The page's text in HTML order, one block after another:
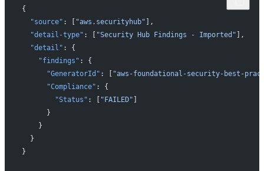
{
  "source"
: [ "aws.securityhub" ],
  "detail-type"
: [ "Security Hub Findings - Imported" ],
  "detail"
: {
    "findings"
: {
      "GeneratorId"
: [
"aws-foundational-security-best-
      "Compliance"
: {
        "Status"
: [ "FAILED"
      }
    }
  }
}